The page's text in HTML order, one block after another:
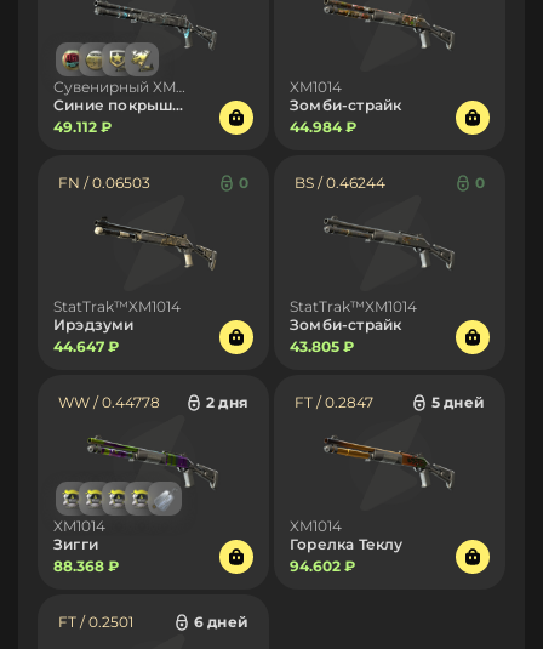
Синие покрышки
49.112 ₽
XM1014
Зомби-страйк
44.984 ₽
FN / 0.06503 0
StatTrak™XM1014
Ирэдзуми
44.647 ₽
BS / 0.46244 0
StatTrak™XM1014
Зомби-страйк
43.805 ₽
WW / 0.44778 2 дня
XM1014
Зигги
88.368 ₽
FT / 0.2847 5 дней
XM1014
Горелка Теклу
94.602 ₽
FT / 0.2501 6 дней